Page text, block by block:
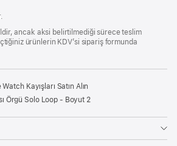
ancak aksi belirtilmediği sürece teslim
ürünlerin KDV’si sipariş formunda
Kayışları Satın Alın
Örgü Solo Loop - Boyut 2